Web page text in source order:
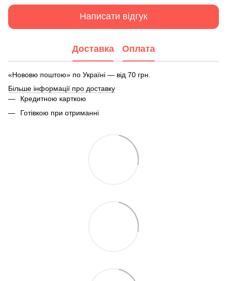
Написати відгук
Доставка Оплата
«Нововю поштою» по Україні — від 70 грн.
Більше інформації про доставку
Кредитною карткою
Готівкою при отриманні